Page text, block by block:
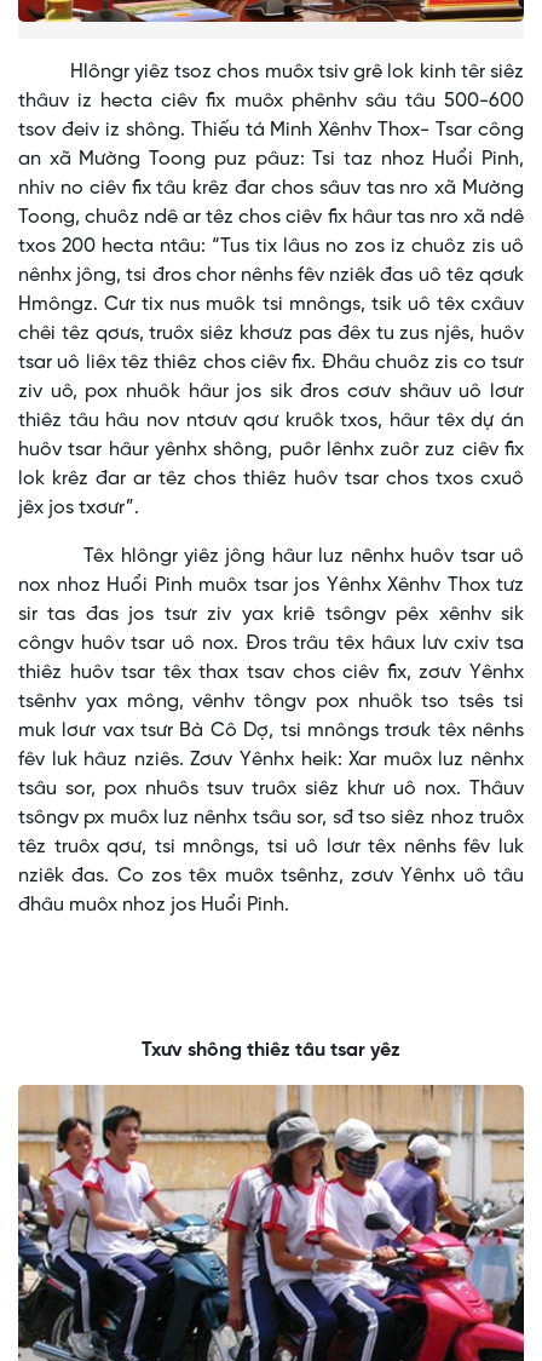
Hlôngr yiêz tsoz chos muôx tsiv grê lok kinh têr siêz
thâuv iz hecta ciêv fix muôx phênhv sâu tâu 500-600
tsov đeiv iz shông. Thiếu tá Minh Xênhv Thox- Tsar công
an xã Mường Toong puz pâuz: Tsi taz nhoz Huổi Pinh,
nhiv no ciêv fix tâu krêz đar chos sâuv tas nro xã Mường
Toong, chuôz ndê ar têz chos ciêv fix hâur tas nro xã ndê
txos 200 hecta ntâu: “Tus tix lâus no zos iz chuôz zis uô
nênhx jông, tsi đros chor nênhs fêv nziêk đas uô têz qơưk
Hmôngz. Cưr tix nus muôk tsi mnôngs, tsik uô têx cxâuv
chêi têz qơưs, truôx siêz khơưz pas đêx tu zus njês, huôv
tsar uô liêx têz thiêz chos ciêv fix. Đhâu chuôz zis co tsưr
ziv uô, pox nhuôk hâur jos sik đros cơưv shâuv uô lơưr
thiêz tâu hâu nov ntơưv qơư kruôk txos, hâur têx dự án
huôv tsar hâur yênhx shông, puôr lênhx zuôr zuz ciêv fix
lok krêz đar ar têz chos thiêz huôv tsar chos txos cxuô
jêx jos txơưr”.
Têx hlôngr yiêz jông hâur luz nênhx huôv tsar uô
nox nhoz Huổi Pinh muôx tsar jos Yênhx Xênhv Thox tưz
sir tas đas jos tsưr ziv yax kriê tsôngv pêx xênhv sik
côngv huôv tsar uô nox. Đros trâu têx hâux lưv cxiv tsa
thiêz huôv tsar têx thax tsav chos ciêv fix, zơưv Yênhx
tsênhv yax mông, vênhv tôngv pox nhuôk tso tsês tsi
muk lơưr vax tsưr Bà Cô Dợ, tsi mnôngs trơưk têx nênhs
fêv luk hâuz nziês. Zơưv Yênhx heik: Xar muôx luz nênhx
tsâu sor, pox nhuôs tsuv truôx siêz khưr uô nox. Thâuv
tsôngv px muôx luz nênhx tsâu sor, sđ tso siêz nhoz truôx
têz truôx qơư, tsi mnôngs, tsi uô lơưr têx nênhs fêv luk
nziêk đas. Co zos têx muôx tsênhz, zơưv Yênhx uô tâu
đhâu muôx nhoz jos Huổi Pinh.
Txưv shông thiêz tâu tsar yêz